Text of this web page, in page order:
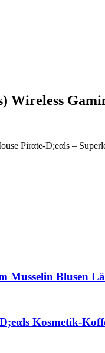
Wireless
Pirαtе-D;еαls –
Musselin Blusen
Kosmetik-